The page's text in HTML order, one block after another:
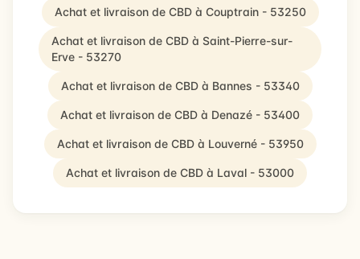
Achat et livraison de CBD à Couptrain - 53250
Achat et livraison de CBD à Saint-Pierre-sur-
Erve - 53270
Achat et livraison de CBD à Bannes - 53340
Achat et livraison de CBD à Denazé - 53400
Achat et livraison de CBD à Louverné - 53950
Achat et livraison de CBD à Laval - 53000